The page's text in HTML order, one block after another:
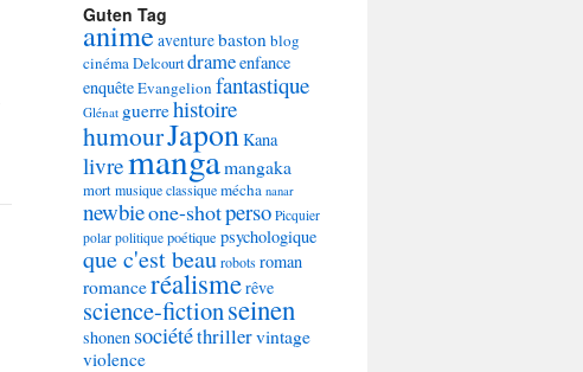
Guten Tag
animeaventurebaston blog
cinémaDelcourtdrameenfance
enquêteEvangelion fantastique
Glénat guerrehistoire
humourJapon Kana
livremangamangaka
mortmusique classiquemécha nanar
newbieone-shotperso Picquier
polar politique poétique psychologique
que c'est beaurobotsroman
romanceréalismerêve
science-fictionseinen
shonen sociététhrillervintage
violence